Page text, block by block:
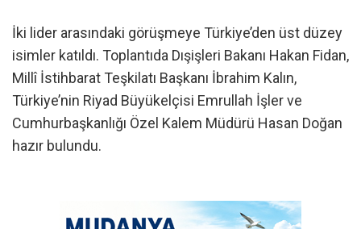
İki lider arasındaki görüşmeye Türkiye’den üst düzey
isimler katıldı. Toplantıda Dışişleri Bakanı Hakan Fidan,
Millî İstihbarat Teşkilatı Başkanı İbrahim Kalın,
Türkiye’nin Riyad Büyükelçisi Emrullah İşler ve
Cumhurbaşkanlığı Özel Kalem Müdürü Hasan Doğan
hazır bulundu.